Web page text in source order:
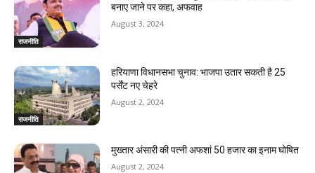
राजनीति
बनाए जाने पर कहा, अफवाह
August 3, 2024
राजनीति
हरियाणा विधानसभा चुनाव: भाजपा उतार सकती है 25
पर्सेंट नए चेहरे
August 2, 2024
मुख्तार अंसारी की पत्नी अफशां 50 हजार का इनाम घोषित
August 2, 2024